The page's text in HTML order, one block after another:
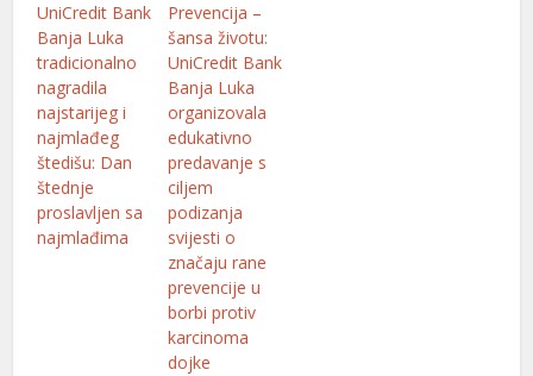
UniCredit Bank
Banja Luka
tradicionalno
nagradila
najstarijeg i
najmlađeg
štedišu: Dan
štednje
proslavljen sa
najmlađima
Prevencija –
šansa životu:
UniCredit Bank
Banja Luka
organizovala
edukativno
predavanje s
ciljem
podizanja
svijesti o
značaju rane
prevencije u
borbi protiv
karcinoma
dojke